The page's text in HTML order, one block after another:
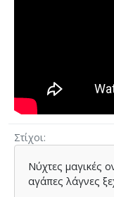
Στίχοι
Νύχτες μαγικές
αγάπες λάγνες